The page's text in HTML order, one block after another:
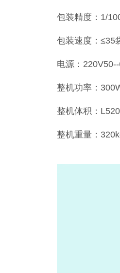
包装精度：1/
包装速度：≤35
电源：
整机功率：
整机体积：
整机重量：